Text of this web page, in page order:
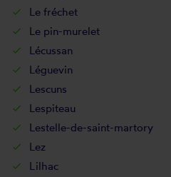
Le fréchet
Le pin-murelet
Lécussan
Léguevin
Lescuns
Lespiteau
Lestelle-de-saint-martory
Lez
Lilhac